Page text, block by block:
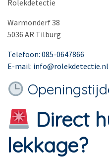
Rolekdetectie
Warmonderf 38
5036 AR Tilburg
Telefoon: 085-0647866
E-mail: info@rolekdetectie.nl
Direct
lekkage?